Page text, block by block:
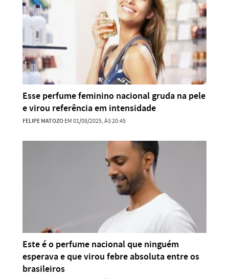
Esse perfume feminino nacional gruda na pele
e virou referência em intensidade
FELIPE MATOZOEM 01/08/2025, ÀS 20:45
Este é o perfume nacional que ninguém
esperava e que virou febre absoluta entre os
brasileiros